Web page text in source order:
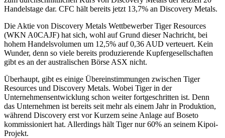
Handelstage dar. CFC hält bereits jetzt 13,7% an Discovery Metals.
Die Aktie von Discovery Metals Wettbewerber Tiger Resources
(WKN A0CAJF) hat sich, wohl auf Grund dieser Nachricht, bei
hohem Handelsvolumen um 12,5% auf 0,36 AUD verteuert. Kein
Wunder, denn so viele bereits produzierende Kupfergesellschaften
gibt es an der australischen Börse ASX nicht.
Überhaupt, gibt es einige Übereinstimmungen zwischen Tiger
Resources und Discovery Metals. Wobei Tiger in der
Unternehmensentwicklung schon weiter fortgeschritten ist. Denn
das Unternehmen ist bereits seit mehr als einem Jahr in Produktion,
während Discovery erst vor Kurzem seine Anlage auf Boseto
kommissioniert hat. Allerdings hält Tiger nur 60% an seinem Kipoi-
Projekt.